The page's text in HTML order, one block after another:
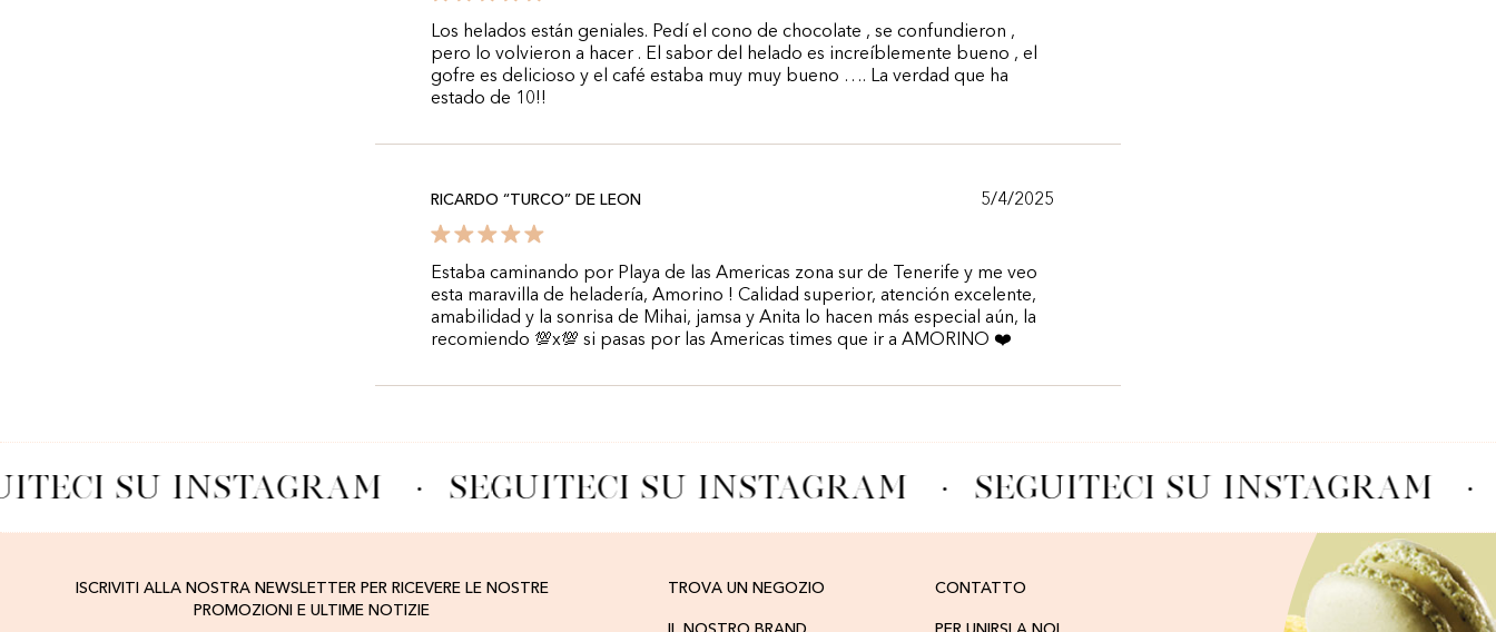
Los helados están geniales. Pedí el cono de chocolate , se confundieron ,
pero lo volvieron a hacer . El sabor del helado es increíblemente bueno , el
gofre es delicioso y el café estaba muy muy bueno …. La verdad que ha
estado de 10!!
RICARDO “TURCO” DE LEON 5/4/2025
Estaba caminando por Playa de las Americas zona sur de Tenerife y me veo
esta maravilla de heladería, Amorino ! Calidad superior, atención excelente,
amabilidad y la sonrisa de Mihai, jamsa y Anita lo hacen más especial aún, la
recomiendo 💯x💯 si pasas por las Americas times que ir a AMORINO ❤️
SU INSTAGRAM SEGUITECI SU INSTAGRAM SEGUITECI SU INSTAGRAM
ISCRIVITI ALLA NOSTRA NEWSLETTER PER RICEVERE LE NOSTRE
PROMOZIONI E ULTIME NOTIZIE
TROVA UN NEGOZIO CONTATTO